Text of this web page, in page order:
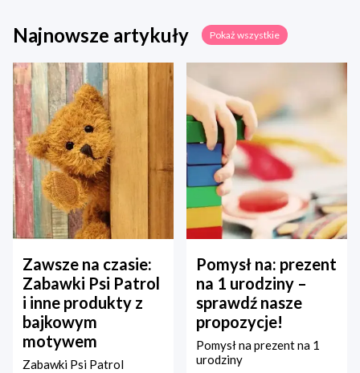
Najnowsze artykuły Pokaż wszystkie
Zawsze na czasie:
Zabawki Psi Patrol
i inne produkty z
bajkowym
motywem
Zabawki Psi Patrol
Pomysł na: prezent
na 1 urodziny –
sprawdź nasze
propozycje!
Pomysł na prezent na 1
urodziny